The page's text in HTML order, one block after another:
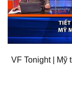
VF Tonight | Mỹ